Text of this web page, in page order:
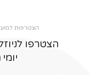
הצטרפות
הצטרפו
יומי